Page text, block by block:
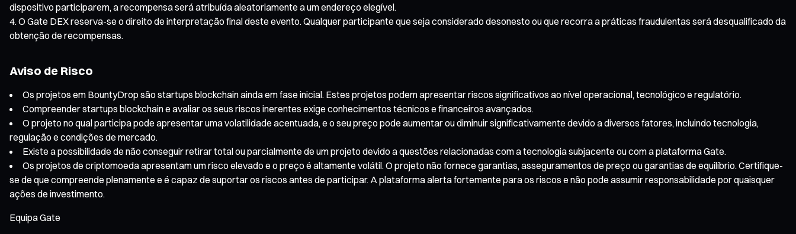
dispositivo participarem, a recompensa será atribuída aleatoriamente a um endereço elegível.
O Gate DEX reserva-se o direito de interpretação final deste evento. Qualquer participante que seja considerado desonesto ou que recorra a práticas fraudulentas será desqualificado da
obtenção de recompensas.
Aviso de Risco
Os projetos em BountyDrop são startups blockchain ainda em fase inicial. Estes projetos podem apresentar riscos significativos ao nível operacional, tecnológico e regulatório.
Compreender startups blockchain e avaliar os seus riscos inerentes exige conhecimentos técnicos e financeiros avançados.
O projeto no qual participa pode apresentar uma volatilidade acentuada, e o seu preço pode aumentar ou diminuir significativamente devido a diversos fatores, incluindo tecnologia,
regulação e condições de mercado.
Existe a possibilidade de não conseguir retirar total ou parcialmente de um projeto devido a questões relacionadas com a tecnologia subjacente ou com a plataforma Gate.
Os projetos de criptomoeda apresentam um risco elevado e o preço é altamente volátil. O projeto não fornece garantias, asseguramentos de preço ou garantias de equilíbrio. Certifique-
se de que compreende plenamente e é capaz de suportar os riscos antes de participar. A plataforma alerta fortemente para os riscos e não pode assumir responsabilidade por quaisquer
ações de investimento.
Equipa Gate